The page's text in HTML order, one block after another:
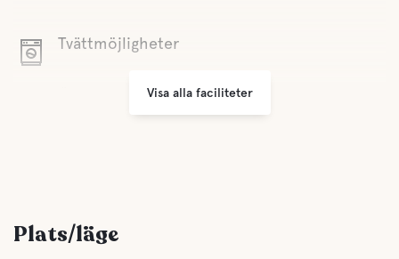
Tvättmöjligheter
Öppet året runtVisa alla faciliteter
Plats/läge